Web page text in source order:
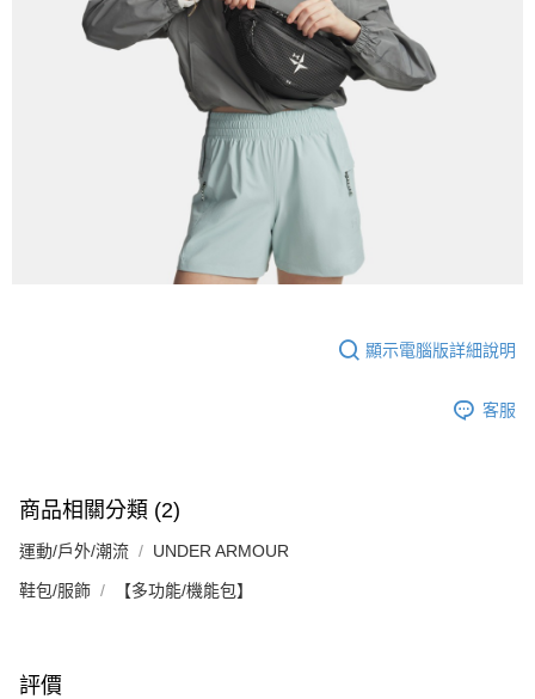
顯示電腦版詳細說明
客服
商品相關分類 (2)
運動/戶外/潮流 UNDER ARMOUR
鞋包/服飾 【多功能/機能包】
評價